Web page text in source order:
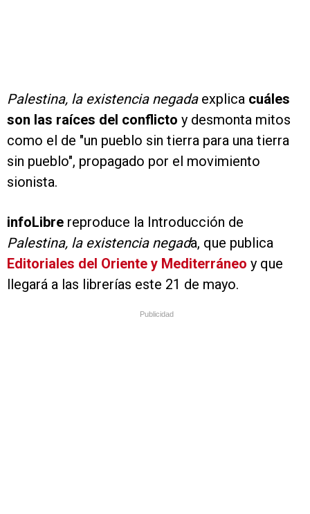
Palestina, la existencia negada explica cuáles
son las raíces del conflicto y desmonta mitos
como el de "un pueblo sin tierra para una tierra
sin pueblo", propagado por el movimiento
sionista.
infoLibre reproduce la Introducción de
Palestina, la existencia negada, que publica
Editoriales del Oriente y Mediterráneo y que
llegará a las librerías este 21 de mayo.
Publicidad